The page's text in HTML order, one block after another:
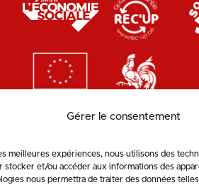
Gérer le consentement
meilleures expériences, nous utilisons des
stocker et/ou accéder aux informations des
nous permettra de traiter des données